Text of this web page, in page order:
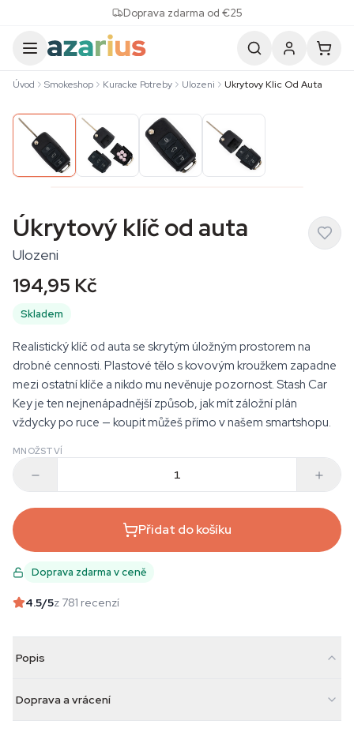
Doprava zdarma od €25
Úvod Smokeshop Kuracke Potreby Ulozeni Ukrytovy Klic Od Auta
Úkrytový klíč od auta
Ulozeni
194,95 Kč
Skladem
Realistický klíč od auta se skrytým úložným prostorem na
drobné cennosti. Plastové tělo s kovovým kroužkem zapadne
mezi ostatní klíče a nikdo mu nevěnuje pozornost. Stash Car
Key je ten nejnenápadnější způsob, jak mít záložní plán
vždycky po ruce — koupit můžeš přímo v našem smartshopu.
MNOŽSTVÍ
Přidat do košíku
Doprava zdarma v ceně
4.5/5z 781 recenzí
Popis
Doprava a vrácení